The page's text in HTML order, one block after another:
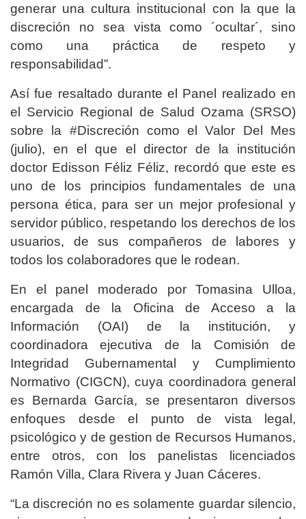
generar una cultura institucional con la que la
discreción no sea vista como ´ocultar´, sino
como una práctica de respeto y
responsabilidad”.
Así fue resaltado durante el Panel realizado en
el Servicio Regional de Salud Ozama (SRSO)
sobre la #Discreción como el Valor Del Mes
(julio), en el que el director de la institución
doctor Edisson Féliz Féliz, recordó que este es
uno de los principios fundamentales de una
persona ética, para ser un mejor profesional y
servidor público, respetando los derechos de los
usuarios, de sus compañeros de labores y
todos los colaboradores que le rodean.
En el panel moderado por Tomasina Ulloa,
encargada de la Oficina de Acceso a la
Información (OAI) de la institución, y
coordinadora ejecutiva de la Comisión de
Integridad Gubernamental y Cumplimiento
Normativo (CIGCN), cuya coordinadora general
es Bernarda García, se presentaron diversos
enfoques desde el punto de vista legal,
psicológico y de gestion de Recursos Humanos,
entre otros, con los panelistas licenciados
Ramón Villa, Clara Rivera y Juan Cáceres.
“La discreción no es solamente guardar silencio,